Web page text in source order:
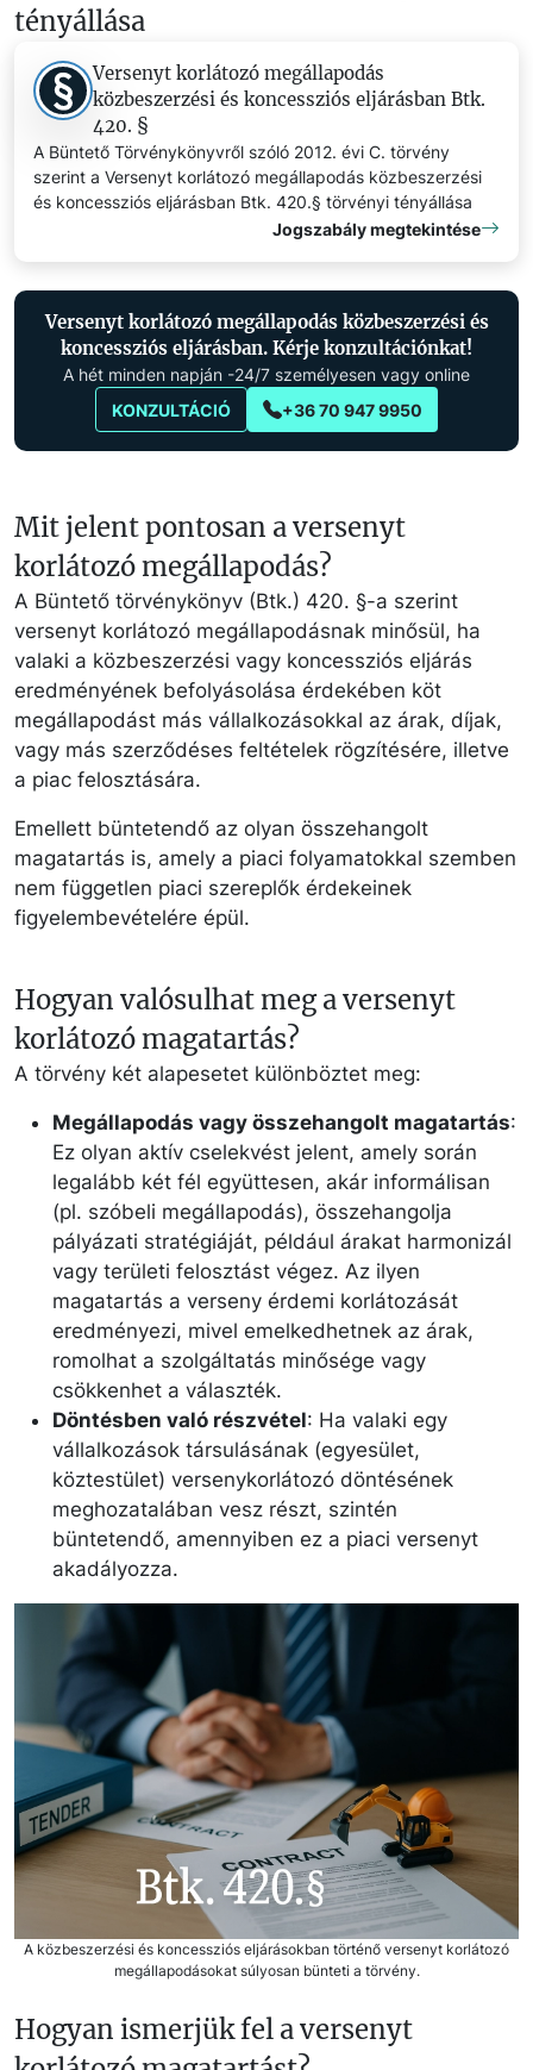
tényállása
Versenyt korlátozó megállapodás
közbeszerzési és koncessziós eljárásban Btk.
420. §
A Büntető Törvénykönyvről szóló 2012. évi C. törvény
szerint a Versenyt korlátozó megállapodás közbeszerzési
és koncessziós eljárásban Btk. 420.§ törvényi tényállása
Jogszabály megtekintése
Versenyt korlátozó megállapodás közbeszerzési és
koncessziós eljárásban. Kérje konzultációnkat!
A hét minden napján -24/7 személyesen vagy online
+36 70 947 9950
KONZULTÁCIÓ
Mit jelent pontosan a versenyt
korlátozó megállapodás?
A Büntető törvénykönyv (Btk.) 420. §-a szerint
versenyt korlátozó megállapodásnak minősül, ha
valaki a közbeszerzési vagy koncessziós eljárás
eredményének befolyásolása érdekében köt
megállapodást más vállalkozásokkal az árak, díjak,
vagy más szerződéses feltételek rögzítésére, illetve
a piac felosztására.
Emellett büntetendő az olyan összehangolt
magatartás is, amely a piaci folyamatokkal szemben
nem független piaci szereplők érdekeinek
figyelembevételére épül.
Hogyan valósulhat meg a versenyt
korlátozó magatartás?
A törvény két alapesetet különböztet meg:
Megállapodás vagy összehangolt magatartás:
Ez olyan aktív cselekvést jelent, amely során
legalább két fél együttesen, akár informálisan
(pl. szóbeli megállapodás), összehangolja
pályázati stratégiáját, például árakat harmonizál
vagy területi felosztást végez. Az ilyen
magatartás a verseny érdemi korlátozását
eredményezi, mivel emelkedhetnek az árak,
romolhat a szolgáltatás minősége vagy
csökkenhet a választék.
Döntésben való részvétel: Ha valaki egy
vállalkozások társulásának (egyesület,
köztestület) versenykorlátozó döntésének
meghozatalában vesz részt, szintén
büntetendő, amennyiben ez a piaci versenyt
akadályozza.
A közbeszerzési és koncessziós eljárásokban történő versenyt korlátozó
megállapodásokat súlyosan bünteti a törvény.
Hogyan ismerjük fel a versenyt